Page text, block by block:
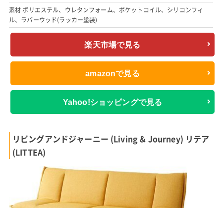
素材 ポリエステル、ウレタンフォーム、ポケットコイル、シリコンフィ
ル、ラバーウッド(ラッカー塗装)
楽天市場で見る
amazonで見る
Yahoo!ショッピングで見る
リビングアンドジャーニー (Living & Journey) リテア
(LITTEA)